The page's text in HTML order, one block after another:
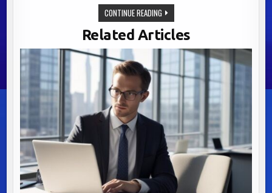
CONTINUE READINGOPTIMIERUNG
VON
GENEHMIGUNGSPROZESSEN:
BALANCE
ZWISCHEN
INNOVATION
SICHERHEIT.
Related Articles